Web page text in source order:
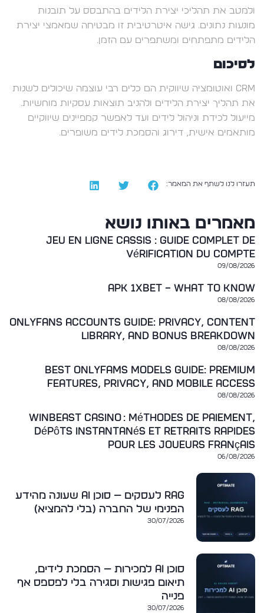
מאמרים באותו נושא
Jeu en ligne Cassis : guide complet de
vérification du compte
09/08/2026
apk 1xbet – What to Know
08/08/2026
OnlyFans Accounts Guide: Privacy, Content
Library, and Bonus Breakdown
08/08/2026
Best OnlyFams Models Guide: Premium
Features, Privacy, and Mobile Access
08/08/2026
WinBeast Casino : méthodes de paiement,
dépôts instantanés et retraits rapides
pour les joueurs français
06/08/2026
RAG לעסקים — סוכן AI שעונה מהידע
הפנימי של החברה (בלי להמציא)
30/07/2026
סוכן AI למכירות — הסמכת לידים,
תיאום פגישות וסגירה בלי לפספס אף
פנייה
30/07/2026
ולמטב את תהליכי יצירת הלידים בהתבסס על תובנות
מונעות נתונים. גישה איטרטיבית זו מבטיחה שמאמצי יצירת
הלידים מתפתחים ומשתפרים עם הזמן.
לסיכום
CRM ואוטומציה שיווקית הם כלים רבי עוצמה שיכולים לשנות
את תהליך יצירת הלידים ולהניב תוצאות עסקיות מוחשיות.
מייעול לכידת וניהול לידים ועד לאפשר קמפיינים שיווקיים
מותאמים אישית, דירוג והסמכת לידים משופרים.
תעזרו לנו לשתף את המאמר: